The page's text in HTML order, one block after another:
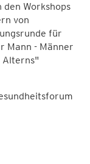
Workshops
von
für
Mann - Männer
Alterns"